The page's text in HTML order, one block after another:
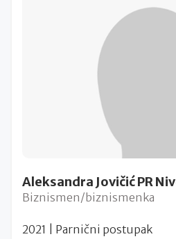
Aleksandra Jovičić PR
Biznismen/biznismenka
2021 | Parnični postupak